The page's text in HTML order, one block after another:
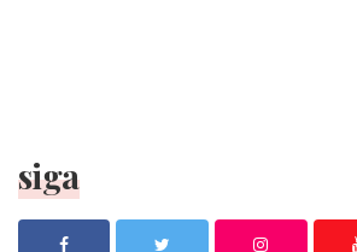
siga